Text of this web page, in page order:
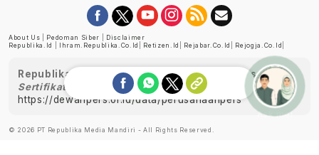
About Us Pedoman Siber
Disclaimer
Republika.id
Ihram.republika.co.id Retizen.id Rejabar.co.id Rejogja.co.id
Republika telah diverifikasi oleh Dewan Pers
Sertifikat Nomor 1058/DP-Verifikasi/K/XII/2022
https://dewanpers.or.id/data/perusahaanpers
© 2026 PT Republika Media Mandiri - All Rights Reserved.
Ask me!